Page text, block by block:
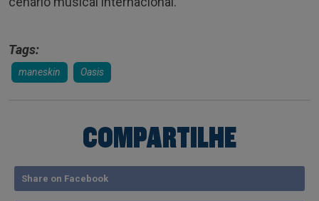
Tags:
maneskin Oasis
COMPARTILHE
Share on Facebook